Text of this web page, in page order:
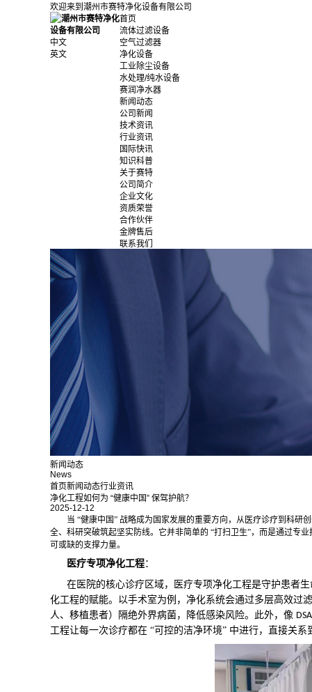
欢迎来到潮州市赛特净化设备有限公司
中文
英文
首页
流体过滤设备
空气过滤器
净化设备
工业除尘设备
水处理/纯水设备
赛润净水器
新闻动态
公司新闻
技术资讯
行业资讯
国际快讯
知识科普
关于赛特
公司简介
企业文化
资质荣誉
合作伙伴
金牌售后
联系我们
新闻动态
News
首页新闻动态行业资讯
净化工程如何为 “健康中国” 保驾护航？
2025-12-12
当 “健康中国” 战略成为国家发展的重要方向，从医疗诊疗到科研
全、科研突破筑起坚实防线。它并非简单的 “打扫卫生”，而是通过专
可或缺的支撑力量。
医疗专项净化工程：
在医院的核心诊疗区域，医疗专项净化工程是守护患者
化工程的赋能。以手术室为例，净化系统会通过多层高效过
人、移植患者）隔绝外界病菌，降低感染风险。此外，像 DSA
工程让每一次诊疗都在 “可控的洁净环境” 中进行，直接关